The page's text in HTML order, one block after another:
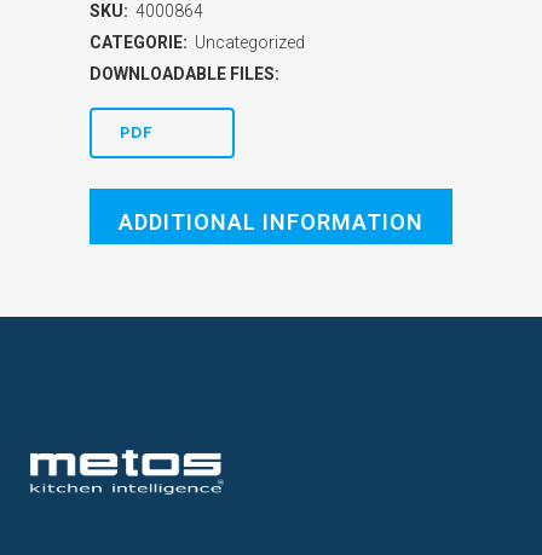
for
Metos
Kärcher
steam
SG
SKU: 4000864
CATEGORIE: Uncategorized
DOWNLOADABLE FILES:
PDF
ADDITIONAL INFORMATION